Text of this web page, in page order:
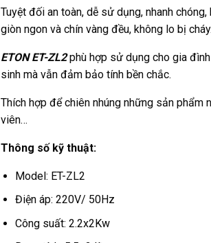
Tuyệt đối an toàn, dễ sử dụng, nhanh
giòn ngon và chín vàng đều, không lo bị cháy.
ETON ET-ZL2phù hợp sử dụng cho gia đình
sinh mà vẫn đảm bảo tính bền chắc.
Thích hợp để chiên nhúng những sản phẩm
viên…
Thông số kỹ thuật:
Model: ET-ZL2
Điện áp: 220V/ 50Hz
Công suất: 2.2x2Kw